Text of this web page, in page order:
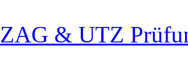
ZAG & UTZ